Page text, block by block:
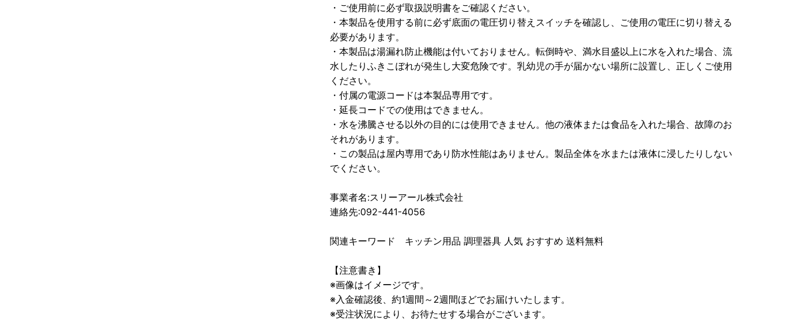
・ご使用前に必ず取扱説明書をご確認ください。
・本製品を使用する前に必ず底面の電圧切り替えスイッチを確認し、ご使用の電圧に切り替える
必要があります。
・本製品は湯漏れ防止機能は付いておりません。転倒時や、満水目盛以上に水を入れた場合、流
水したりふきこぼれが発生し大変危険です。乳幼児の手が届かない場所に設置し、正しくご使用
ください。
・付属の電源コードは本製品専用です。
・延長コードでの使用はできません。
・水を沸騰させる以外の目的には使用できません。他の液体または食品を入れた場合、故障のお
それがあります。
・この製品は屋内専用であり防水性能はありません。製品全体を水または液体に浸したりしない
でください。
事業者名:スリーアール株式会社
連絡先:092-441-4056
関連キーワード キッチン用品 調理器具 人気 おすすめ 送料無料
【注意書き】
※画像はイメージです。
※入金確認後、約1週間～2週間ほどでお届けいたします。
※受注状況により、お待たせする場合がございます。